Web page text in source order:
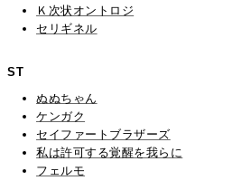
Ｋ次状オントロジ
セリギネル
ST
ぬぬちゃん
ケンガク
セイファートブラザーズ
私は許可する覚醒を我らに
フェルモ